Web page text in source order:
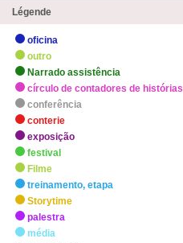
Légende
oficina
outro
Narrado assistência
círculo de contadores de histórias
conferência
conterie
exposição
festival
Filme
treinamento, etapa
Storytime
palestra
média